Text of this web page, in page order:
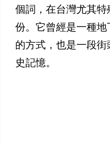
個詞，在台灣尤其
份。它曾經是一種
的方式，也是一段
史記憶。